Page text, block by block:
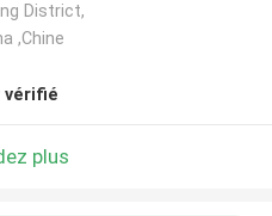
District,
,Chine
vérifié
plus